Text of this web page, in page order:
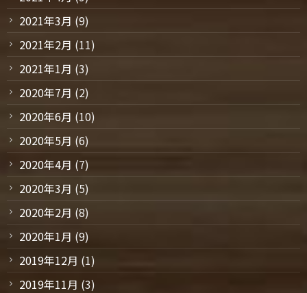
2021年3月 (9)
2021年2月 (11)
2021年1月 (3)
2020年7月 (2)
2020年6月 (10)
2020年5月 (6)
2020年4月 (7)
2020年3月 (5)
2020年2月 (8)
2020年1月 (9)
2019年12月 (1)
2019年11月 (3)